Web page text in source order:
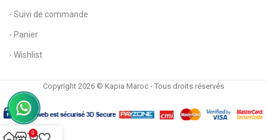
- Suivi de commande
- Panier
- Wishlist
Copyright 2026 © Kapia Maroc - Tous droits réservés
0